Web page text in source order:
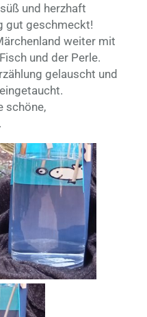
und herzhaft
gut geschmeckt!
weiter mit
und der Perle.
gelauscht und
schöne,